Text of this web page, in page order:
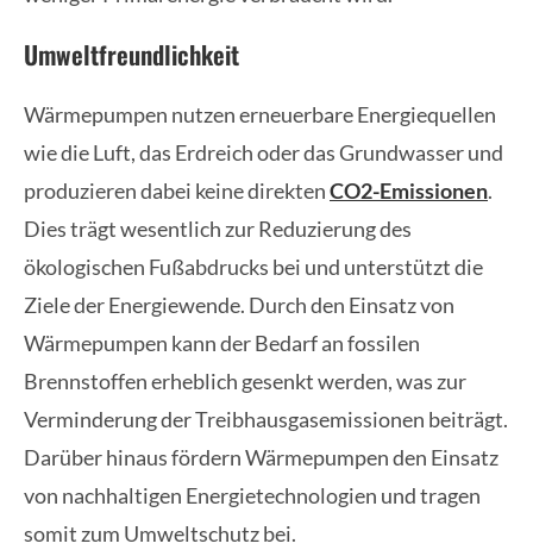
Umweltfreundlichkeit
Wärmepumpen nutzen erneuerbare Energiequellen
wie die Luft, das Erdreich oder das Grundwasser und
produzieren dabei keine direktenCO2-Emissionen.
Dies trägt wesentlich zur Reduzierung des
ökologischen Fußabdrucks bei und unterstützt die
Ziele der Energiewende. Durch den Einsatz von
Wärmepumpen kann der Bedarf an fossilen
Brennstoffen erheblich gesenkt werden, was zur
Verminderung der Treibhausgasemissionen beiträgt.
Darüber hinaus fördern Wärmepumpen den Einsatz
von nachhaltigen Energietechnologien und tragen
somit zum Umweltschutz bei.